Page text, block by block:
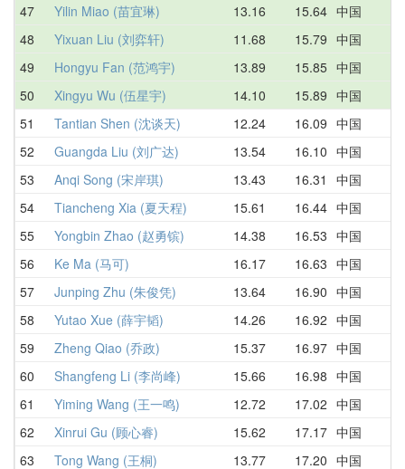
47 Yilin Miao (苗宜琳) 13.16 15.64 中国
48 Yixuan Liu (刘弈轩) 11.68 15.79 中国
49 Hongyu Fan (范鸿宇) 13.89 15.85 中国
50 Xingyu Wu (伍星宇) 14.10 15.89 中国
51 Tantian Shen (沈谈天) 12.24 16.09 中国
52 Guangda Liu (刘广达) 13.54 16.10 中国
53 Anqi Song (宋岸琪) 13.43 16.31 中国
54 Tiancheng Xia (夏天程) 15.61 16.44 中国
55 Yongbin Zhao (赵勇镔) 14.38 16.53 中国
56 Ke Ma (马可) 16.17 16.63 中国
57 Junping Zhu (朱俊凭) 13.64 16.90 中国
58 Yutao Xue (薛宇韬) 14.26 16.92 中国
59 Zheng Qiao (乔政) 15.37 16.97 中国
60 Shangfeng Li (李尚峰) 15.66 16.98 中国
61 Yiming Wang (王一鸣) 12.72 17.02 中国
62 Xinrui Gu (顾心睿) 15.62 17.17 中国
63 Tong Wang (王桐) 13.77 17.20 中国